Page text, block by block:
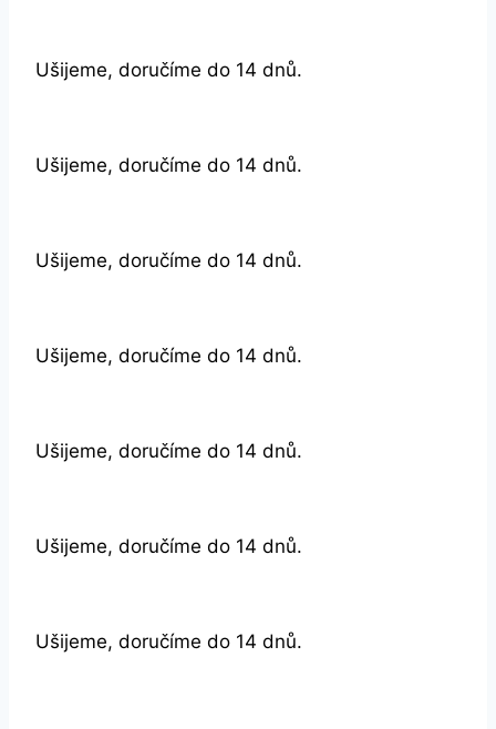
Ušijeme, doručíme do 14 dnů.
Ušijeme, doručíme do 14 dnů.
Ušijeme, doručíme do 14 dnů.
Ušijeme, doručíme do 14 dnů.
Ušijeme, doručíme do 14 dnů.
Ušijeme, doručíme do 14 dnů.
Ušijeme, doručíme do 14 dnů.